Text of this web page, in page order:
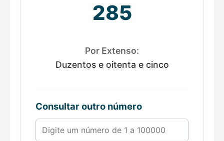
285
Por Extenso:
Duzentos e oitenta e cinco
Consultar outro número
Número de 1 a 100000